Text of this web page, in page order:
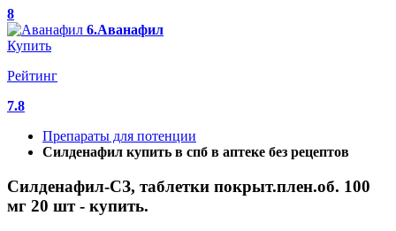
8
6.Аванафил
Купить
Рейтинг
7.8
Препараты для потенции
Силденафил купить в спб в аптеке без рецептов
Силденафил-СЗ, таблетки покрыт.плен.об. 100
мг 20 шт - купить.